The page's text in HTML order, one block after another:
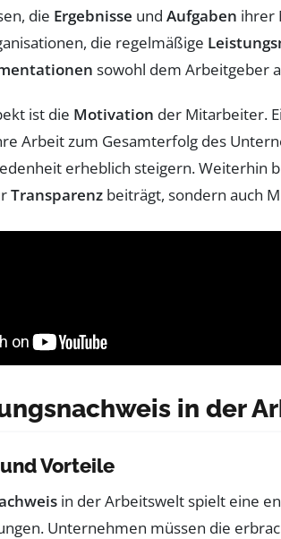
die Ergebnisse und Aufgaben ihrer
die regelmäßige
sowohl dem Arbeitgeber
ist die Motivation der Mitarbeiter.
Arbeit zum Gesamterfolg des
erheblich steigern. Weiterhin
Transparenz beiträgt, sondern auch
in der
Vorteile
in der Arbeitswelt spielt eine
Unternehmen müssen die